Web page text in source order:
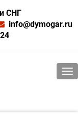
СНГ
info@dymogar.ru